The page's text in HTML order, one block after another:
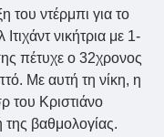
του ντέρμπι για το
νικήτρια με 1-
πέτυχε ο 32χρονος
Με αυτή τη νίκη, η
του Κριστιάνο
βαθμολογίας.